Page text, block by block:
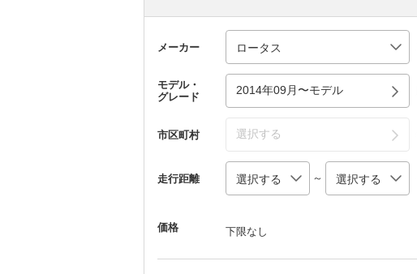
メーカー
モデル・
グレード
2014年09月〜モデル
市区町村 選択する
走行距離 ～
価格 下限なし